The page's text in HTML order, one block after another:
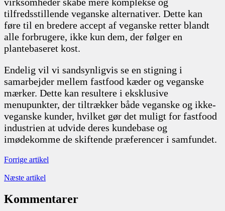
tilfredsstillende veganske alternativer. Dette kan
føre til en bredere accept af veganske retter blandt
alle forbrugere, ikke kun dem, der følger en
plantebaseret kost.
Endelig vil vi sandsynligvis se en stigning i
samarbejder mellem fastfood kæder og veganske
mærker. Dette kan resultere i eksklusive
menupunkter, der tiltrækker både veganske og ikke-
veganske kunder, hvilket gør det muligt for fastfood
industrien at udvide deres kundebase og
imødekomme de skiftende præferencer i samfundet.
Forrige artikel
Næste artikel
Kommentarer